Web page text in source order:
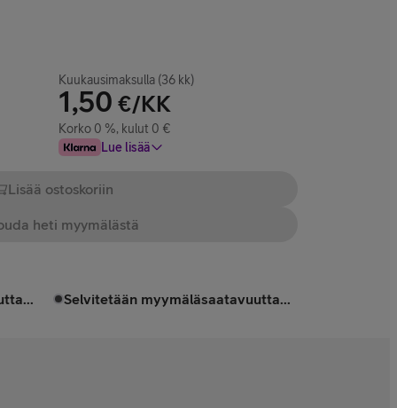
Kuukausimaksulla (36 kk)
1,50 €/KK
Korko 0 %, kulut 0 €
Lue lisää
Lisää ostoskoriin
heti myymälästä
Selvitetään myymäläsaatavuutta...